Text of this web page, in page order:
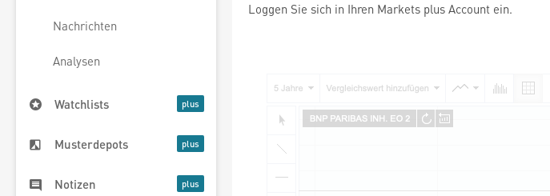
Nachrichten
Analysen
Watchlists
Musterdepots
Notizen
Loggen Sie sich in Ihren Markets plus Account ein.